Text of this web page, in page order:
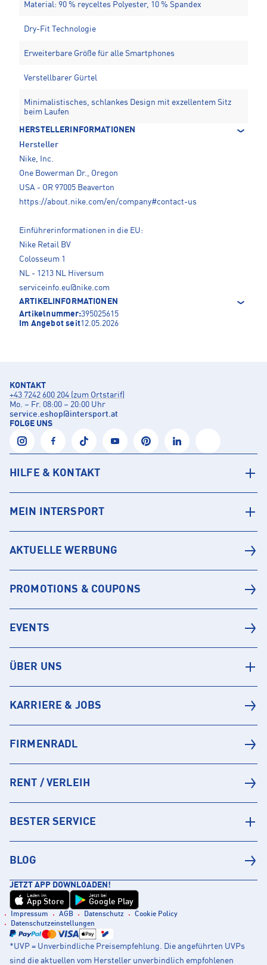
Material: 90 % reyceltes Polyester, 10 % Spandex
Dry-Fit Technologie
Erweiterbare Größe für alle Smartphones
Verstellbarer Gürtel
Minimalistisches, schlankes Design mit exzellentem Sitz
beim Laufen
HERSTELLERINFORMATIONEN
Hersteller
Nike, Inc.
One Bowerman Dr., Oregon
USA - OR 97005 Beaverton
https://about.nike.com/en/company#contact-us
Einführerinformationen in die EU:
Nike Retail BV
Colosseum 1
NL - 1213 NL Hiversum
serviceinfo.eu@nike.com
ARTIKELINFORMATIONEN
Artikelnummer:395025615
Im Angebot seit12.05.2026
KONTAKT
+43 7242 600 204 (zum Ortstarif)
Mo. – Fr. 08:00 – 20:00 Uhr
service.eshop@intersport.at
FOLGE UNS
HILFE & KONTAKT
MEIN INTERSPORT
AKTUELLE WERBUNG
PROMOTIONS & COUPONS
EVENTS
ÜBER UNS
KARRIERE & JOBS
FIRMENRADL
RENT / VERLEIH
BESTER SERVICE
BLOG
JETZT APP DOWNLOADEN!
Laden im
App Store
Jetzt bei
Google Play
Impressum AGB Datenschutz
Cookie Policy
Datenschutzeinstellungen
*UVP = Unverbindliche Preisempfehlung. Die angeführten UVPs
sind die aktuellen vom Hersteller unverbindlich empfohlenen